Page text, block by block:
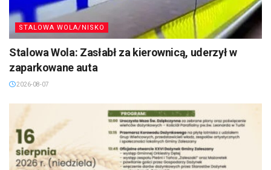
STALOWA WOLA/NISKO
Stalowa Wola: Zasłabł za kierownicą, uderzył w
zaparkowane auta
2026-08-07